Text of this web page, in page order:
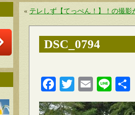
« テレしず【てっぺん！】！の撮影
DSC_0794
FacebookTwitter Email Line